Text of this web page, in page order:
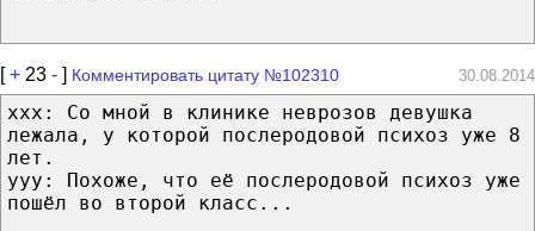
[+ 23 - ] Комментировать цитату №102310 30.08.2014
xxx: Со мной в клинике неврозов девушка
лежала, у которой послеродовой психоз уже 8
лет.
yyy: Похоже, что её послеродовой психоз уже
пошёл во второй класс...